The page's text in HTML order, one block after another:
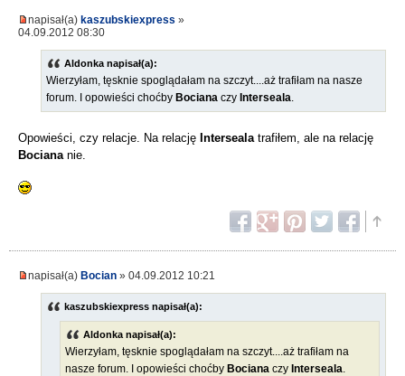
napisał(a) kaszubskiexpress »
04.09.2012 08:30
Aldonka napisał(a):
Wierzyłam, tęsknie spoglądałam na szczyt....aż trafiłam na nasze
forum. I opowieści choćby Bociana czy Interseala
Opowieści, czy relacje. Na relację Interseala trafiłem, ale na relację
Bociana nie.
napisał(a) Bocian » 04.09.2012 10:21
kaszubskiexpress napisał(a):
Aldonka napisał(a):
Wierzyłam, tęsknie spoglądałam na szczyt....aż trafiłam na
nasze forum. I opowieści choćby Bociana czy Interseala